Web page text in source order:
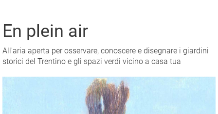
En plein air
All'aria aperta per osservare, conoscere e disegnare i giardini
storici del Trentino e gli spazi verdi vicino a casa tua